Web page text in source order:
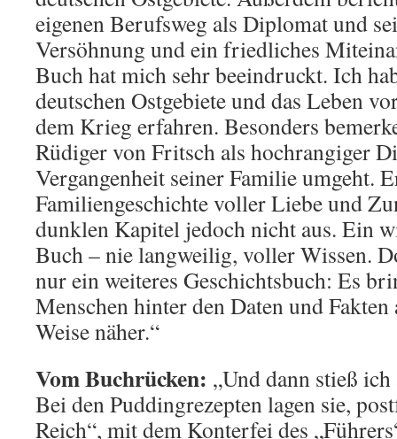
eigenen Berufsweg als Diplomat und
Versöhnung und ein friedliches
Buch hat mich sehr beeindruckt. Ich
deutschen Ostgebiete und das Leben
dem Krieg erfahren. Besonders
Rüdiger von Fritsch als hochrangiger
Vergangenheit seiner Familie umgeht.
Familiengeschichte voller Liebe und
dunklen Kapitel jedoch nicht aus. Ein
Buch – nie langweilig, voller Wissen.
nur ein weiteres Geschichtsbuch: Es
Menschen hinter den Daten und
Weise näher.“
Vom Buchrücken: „Und dann stieß
Bei den Puddingrezepten lagen sie,
Reich“, mit dem Konterfei des